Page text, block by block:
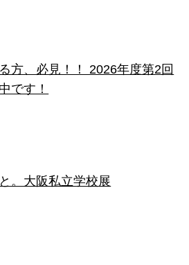
方、必見！！ 2026年度第2回
です！
。大阪私立学校展